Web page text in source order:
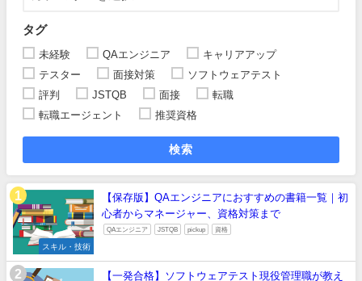
タグ
未経験 QAエンジニア
キャリアアップ
テスター
面接対策
ソフトウェアテスト
評判
JSTQB 面接
転職
転職エージェント
推奨資格
検索
スキル・技術
【保存版】QAエンジニアにおすすめの書籍一覧｜初
心者からマネージャー、資格対策まで
QAエンジニア JSTQB pickup 資格
【一発合格】ソフトウェアテスト現役管理職が教え